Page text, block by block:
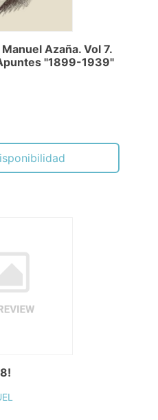
Azaña. Vol 7.
"1899-1939"